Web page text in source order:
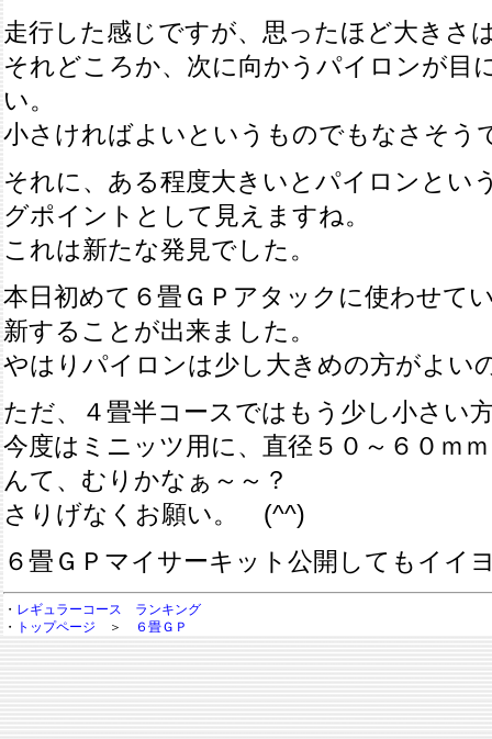
走行した感じですが、思ったほど大きさ
それどころか、次に向かうパイロンが目
い。
小さければよいというものでもなさそう
それに、ある程度大きいとパイロンとい
グポイントとして見えますね。
これは新たな発見でした。
本日初めて６畳ＧＰアタックに使わせて
新することが出来ました。
やはりパイロンは少し大きめの方がよい
ただ、４畳半コースではもう少し小さい
今度はミニッツ用に、直径５０～６０ｍ
んて、むりかなぁ～～？
さりげなくお願い。 (^^)
６畳ＧＰマイサーキット公開してもイイ
・ レギュラーコース ランキング
・
トップページ ＞ ６畳ＧＰ